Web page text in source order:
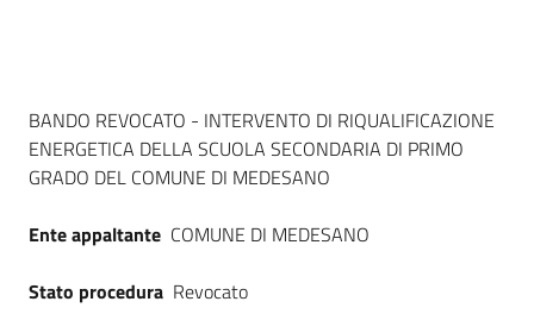
su
Dati del bando
BANDO REVOCATO - INTERVENTO DI RIQUALIFICAZIONE
ENERGETICA DELLA SCUOLA SECONDARIA DI PRIMO
GRADO DEL COMUNE DI MEDESANO
Ente appaltante COMUNE DI MEDESANO
Stato procedura Revocato